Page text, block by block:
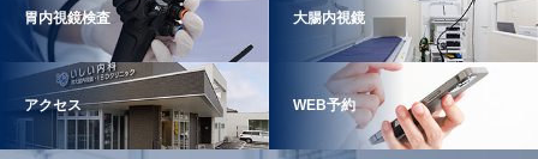
胃内視鏡検査 大腸内視鏡
アクセス WEB予約